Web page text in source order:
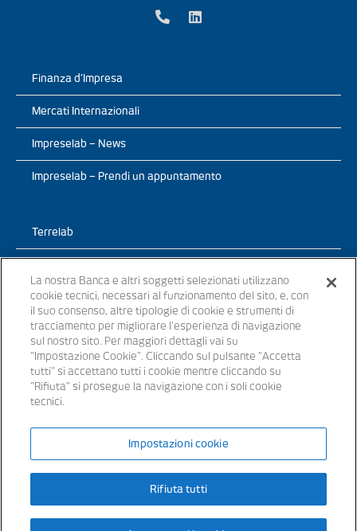
Finanza d’Impresa
Mercati Internazionali
Impreselab – News
Impreselab – Prendi un appuntamento
Terrelab
TerreLab – News
TerreLab – prendi un appuntamento
Banche appartenenti al Gruppo Bancario Banca Popolare del Lazio –
P.IVA 15854861000 – iscritta all’ Albo dei Gruppi Bancari al n. 5104
La nostra Banca e altri soggetti selezionati utilizzano
cookie tecnici, necessari al funzionamento del sito, e, con
il suo consenso, altre tipologie di cookie e strumenti di
tracciamento per migliorare l’esperienza di navigazione
sul nostro sito. Per maggiori dettagli vai su
"Impostazione Cookie". Cliccando sul pulsante “Accetta
tutti" si accettano tutti i cookie mentre cliccando su
"Rifiuta" si prosegue la navigazione con i soli cookie
tecnici.
Impostazioni cookie
Rifiuta tutti